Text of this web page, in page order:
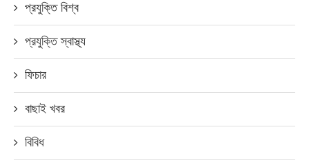
প্রযুক্তি বিশ্ব
প্রযুক্তি স্বাস্থ্য
ফিচার
বাছাই খবর
বিবিধ